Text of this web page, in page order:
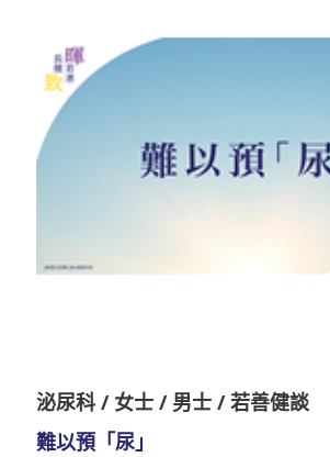
泌尿科 / 女士 / 男士 / 若善健談
難以預「尿」